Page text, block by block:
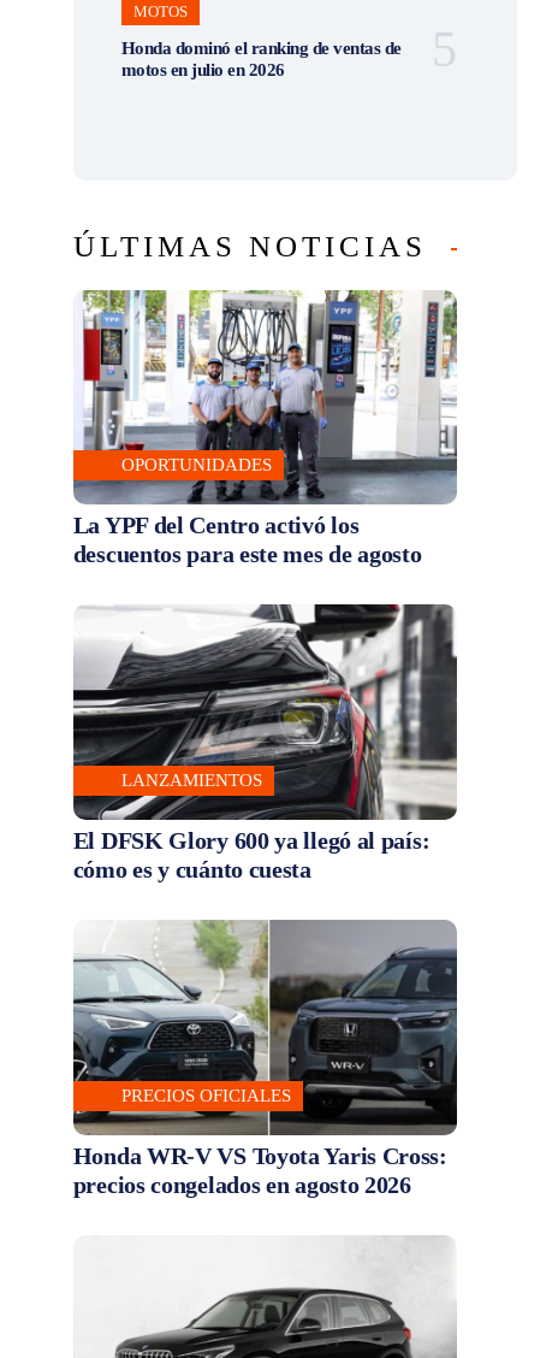
MOTOS
Honda dominó el ranking de ventas de
motos en julio en 2026
ÚLTIMAS NOTICIAS
OPORTUNIDADES
La YPF del Centro activó los
descuentos para este mes de agosto
LANZAMIENTOS
El DFSK Glory 600 ya llegó al país:
cómo es y cuánto cuesta
PRECIOS OFICIALES
Honda WR-V VS Toyota Yaris Cross:
precios congelados en agosto 2026